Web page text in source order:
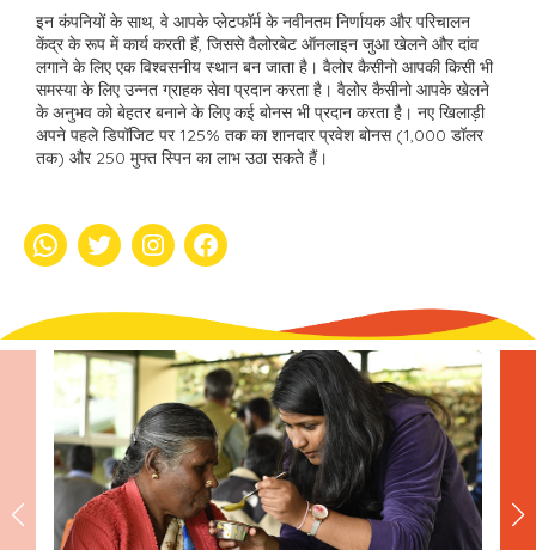
इन कंपनियों के साथ, वे आपके प्लेटफॉर्म के नवीनतम निर्णायक और परिचालन
केंद्र के रूप में कार्य करती हैं, जिससे वैलोरबेट ऑनलाइन जुआ खेलने और दांव
लगाने के लिए एक विश्वसनीय स्थान बन जाता है। वैलोर कैसीनो आपकी किसी भी
समस्या के लिए उन्नत ग्राहक सेवा प्रदान करता है। वैलोर कैसीनो आपके खेलने
के अनुभव को बेहतर बनाने के लिए कई बोनस भी प्रदान करता है। नए खिलाड़ी
अपने पहले डिपॉजिट पर 125% तक का शानदार प्रवेश बोनस (1,000 डॉलर
तक) और 250 मुफ्त स्पिन का लाभ उठा सकते हैं।
whatsappTwitterInstagramFacebook